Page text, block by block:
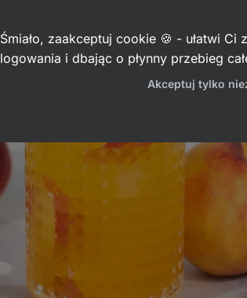
Śmiało, zaakceptuj cookie 🍪 - ułatwi
logowania i dbając o płynny przebieg
Akceptuj tylko